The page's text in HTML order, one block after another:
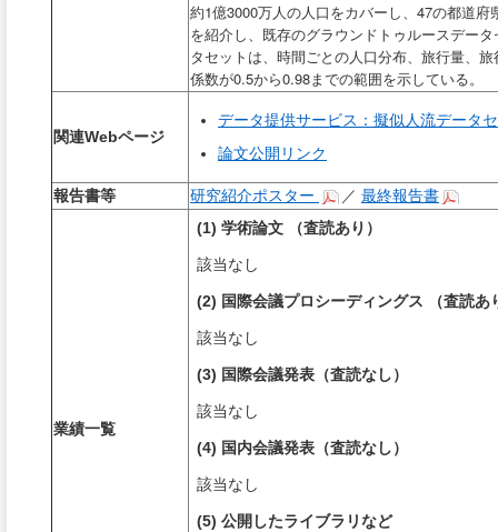
約1億3000万人の人口をカバーし、 47の都道府
を紹介し、既存のグラウンドトゥルースデー
タセットは、時間ごとの人口分布、旅行量、
係数が0.5から0.98までの範囲を示している。
関連Webページ
データ提供サービス：擬似人流データ
論文公開リンク
報告書等 研究紹介ポスター ／ 最終報告書
業績一覧
(1) 学術論文 （査読あり）
該当なし
(2) 国際会議プロシーディングス （査読あ
該当なし
(3) 国際会議発表（査読なし）
該当なし
(4) 国内会議発表（査読なし）
該当なし
(5) 公開したライブラリなど